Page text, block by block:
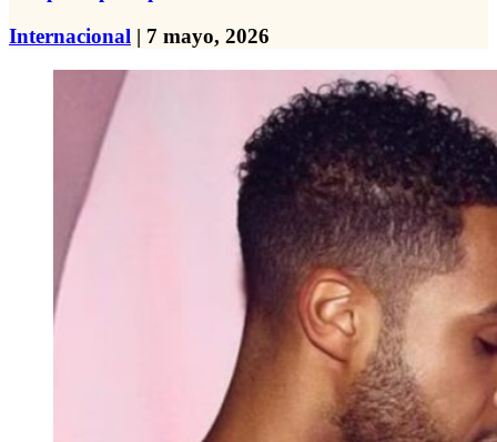
Internacional | 7 mayo, 2026